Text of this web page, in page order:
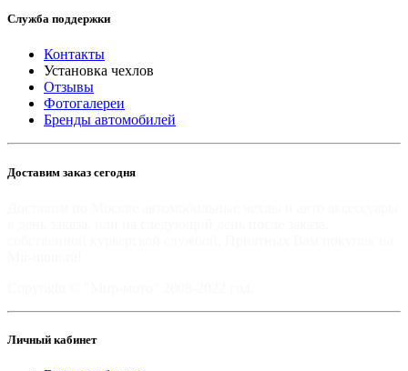
Служба поддержки
Контакты
Установка чехлов
Отзывы
Фотогалереи
Бренды автомобилей
Доставим заказ сегодня
Личный кабинет